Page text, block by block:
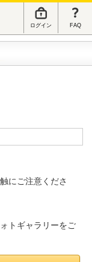
ログイン FAQ
にご注意くださ
トギャラリーをご